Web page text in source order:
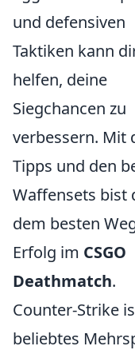
und defensiven
Taktiken kann
helfen, deine
Siegchancen zu
verbessern. Mit
Tipps und den
Waffensets bist
dem besten
Erfolg im CSGO
Deathmatch.
Counter-Strike
beliebtes